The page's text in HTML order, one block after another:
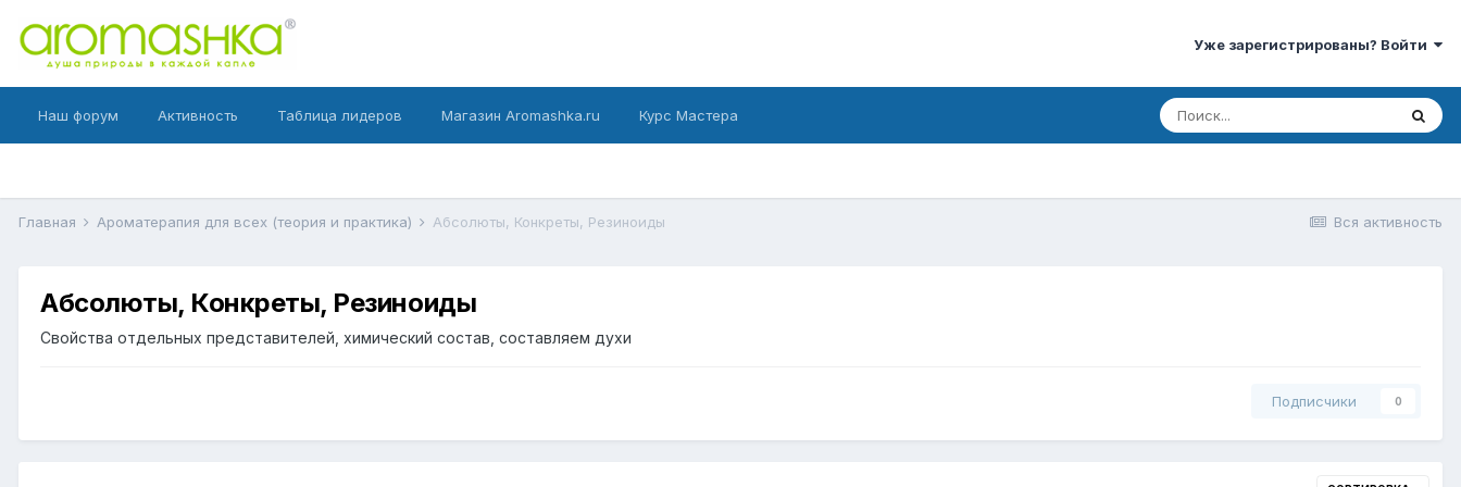
Уже зарегистрированы? Войти
Наш форум Активность Таблица лидеров Магазин Aromashka.ru Курс Мастера
Вся активность
Главная Ароматерапия для всех (теория и практика) Абсолюты, Конкреты, Резиноиды
Абсолюты, Конкреты, Резиноиды
Свойства отдельных представителей, химический состав, составляем духи
Подписчики 0